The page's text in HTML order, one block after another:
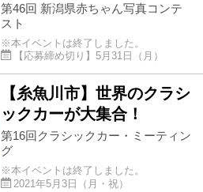
第46回 新潟県赤ちゃん写真コンテ
スト
※本イベントは終了しました。
【応募締め切り】5月31日（月）
【糸魚川市】世界のクラシ
ックカーが大集合！
第16回クラシックカー・ミーティン
グ
※本イベントは終了しました。
2021年5月3日（月・祝）